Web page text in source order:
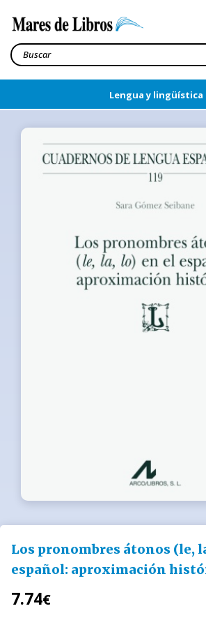
Lengua y lingüística
Los pronombres átonos (le,
español: aproximación
7.74€